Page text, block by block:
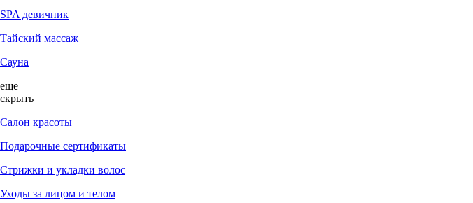
SPA девичник
Тайский массаж
Сауна
еще
скрыть
Салон красоты
Подарочные сертификаты
Стрижки и укладки волос
Уходы за лицом и телом